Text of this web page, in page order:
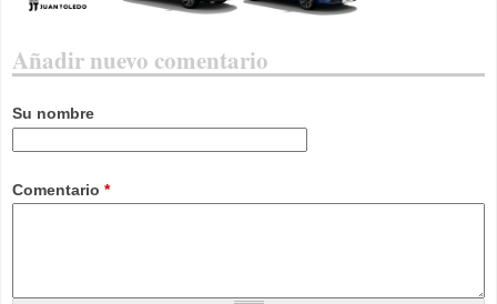
Añadir nuevo comentario
Su nombre
Comentario *